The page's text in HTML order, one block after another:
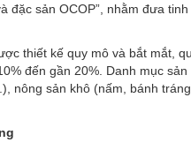
đặc sản OCOP”, nhằm đưa
thiết kế quy mô và bắt mắt,
đến gần 20%. Danh mục
nông sản khô (nấm, bánh